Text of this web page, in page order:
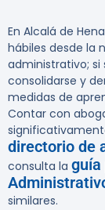
En Alcalá de
hábiles desde la
administrativo; si
consolidarse y
medidas de
Contar con
directorio de
consulta la guía
similares.